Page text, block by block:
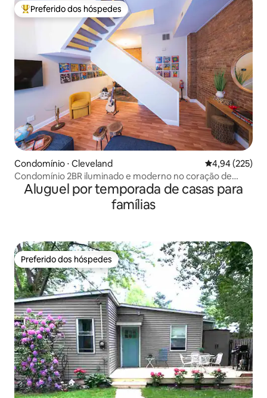
Entre os melhores preferidos dos hóspedes
Preferido dos hóspedes
Condomínio ⋅ Cleveland 4,94 de uma
4,94 (225)
Condomínio 2BR iluminado e moderno no coração de
Ohio City
Aluguel por temporada de casas para
famílias
Preferido dos hóspedes
Preferido dos hóspedes